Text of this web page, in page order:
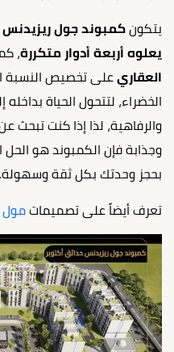
يتكون كمبوند جول ريزيدنس
يعلوه أربعة أدوار متكررة،
العقاري على تخصيص النسبة
الخضراء، لتتحول الحياة
والرفاهية، لذا إذا كنت تبحث
وجذابة فإن الكمبوند هو الحل
بحجز وحدتك بكل ثقة وسهولة.
تعرف أيضاً على تصميمات مول كون